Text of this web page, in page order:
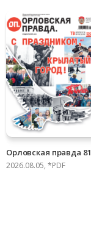
Орловская правда 81
2026.08.05, *PDF